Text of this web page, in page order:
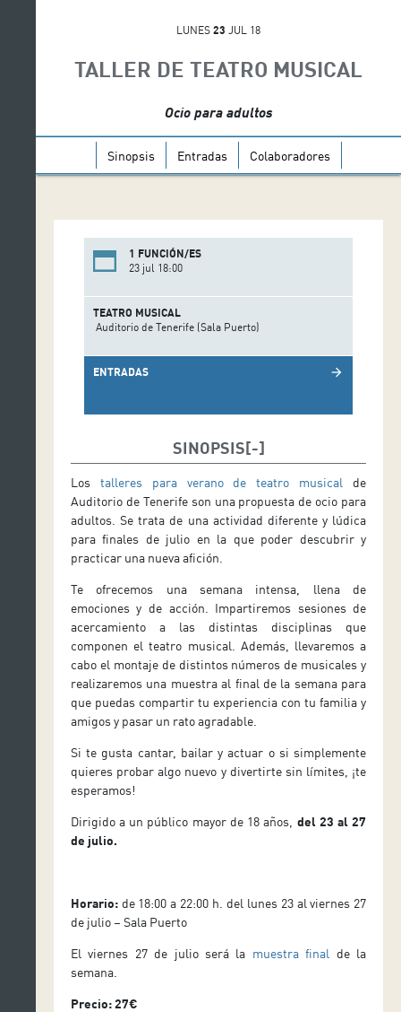
LUNES 23 JUL 18
TALLER DE TEATRO MUSICAL
Ocio para adultos
Sinopsis Entradas Colaboradores
1 FUNCIÓN/ES
23 jul 18:00
TEATRO MUSICAL
Auditorio de Tenerife (Sala Puerto)
ENTRADAS arrow_forward
SINOPSIS
Lostalleres para verano de teatro musical de
Auditorio de Tenerife son una propuesta de ocio para
adultos. Se trata de una actividad diferente y lúdica
para finales de julio en la que poder descubrir y
practicar una nueva afición.
Te ofrecemos una semana intensa, llena de
emociones y de acción. Impartiremos sesiones de
acercamiento a las distintas disciplinas que
componen el teatro musical. Además, llevaremos a
cabo el montaje de distintos números de musicales y
realizaremos una muestra al final de la semana para
que puedas compartir tu experiencia con tu familia y
amigos y pasar un rato agradable.
Si te gusta cantar, bailar y actuar o si simplemente
quieres probar algo nuevo y divertirte sin límites, ¡te
esperamos!
Dirigido a un público mayor de 18 años, del 23 al 27
de julio.
Horario:de 18:00 a 22:00 h. del lunes 23 al viernes 27
de julio – Sala Puerto
El viernes 27 de julio será la muestra final de la
semana.
Precio: 27€